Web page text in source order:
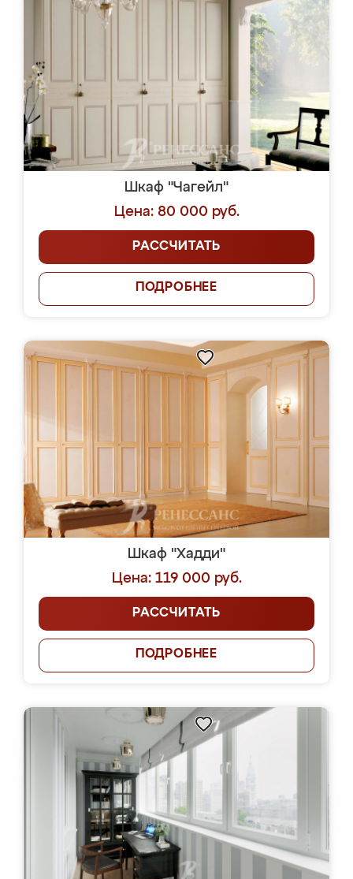
Шкаф "Чагейл"
Цена: 80 000 руб.
РАССЧИТАТЬ
ПОДРОБНЕЕ
Шкаф "Хадди"
Цена: 119 000 руб.
РАССЧИТАТЬ
ПОДРОБНЕЕ